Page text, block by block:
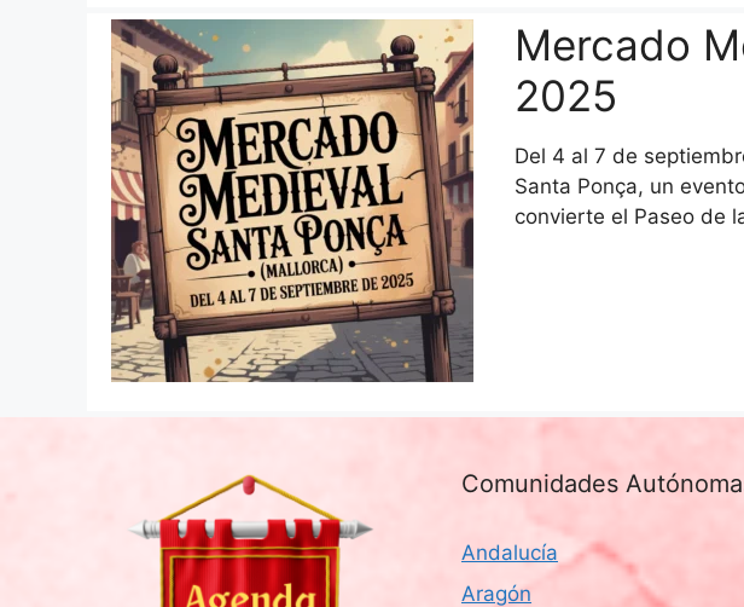
Mercado
2025
Del 4 al 7 de
Santa Ponça, un
convierte el Paseo de
Comunidades
Andalucía
Aragón